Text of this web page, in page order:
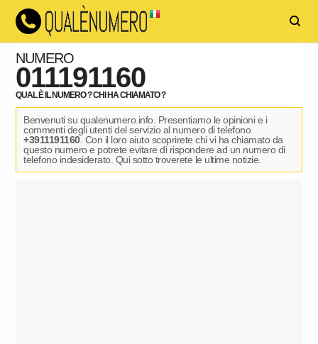
NUMERO
011191160
QUAL È IL NUMERO ? CHI HA CHIAMATO ?
Benvenuti su qualenumero.info. Presentiamo le opinioni e i
commenti degli utenti del servizio al numero di telefono
+3911191160. Con il loro aiuto scoprirete chi vi ha chiamato da
questo numero e potrete evitare di rispondere ad un numero di
telefono indesiderato. Qui sotto troverete le ultime notizie.